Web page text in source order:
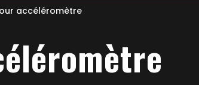
accéléromètre